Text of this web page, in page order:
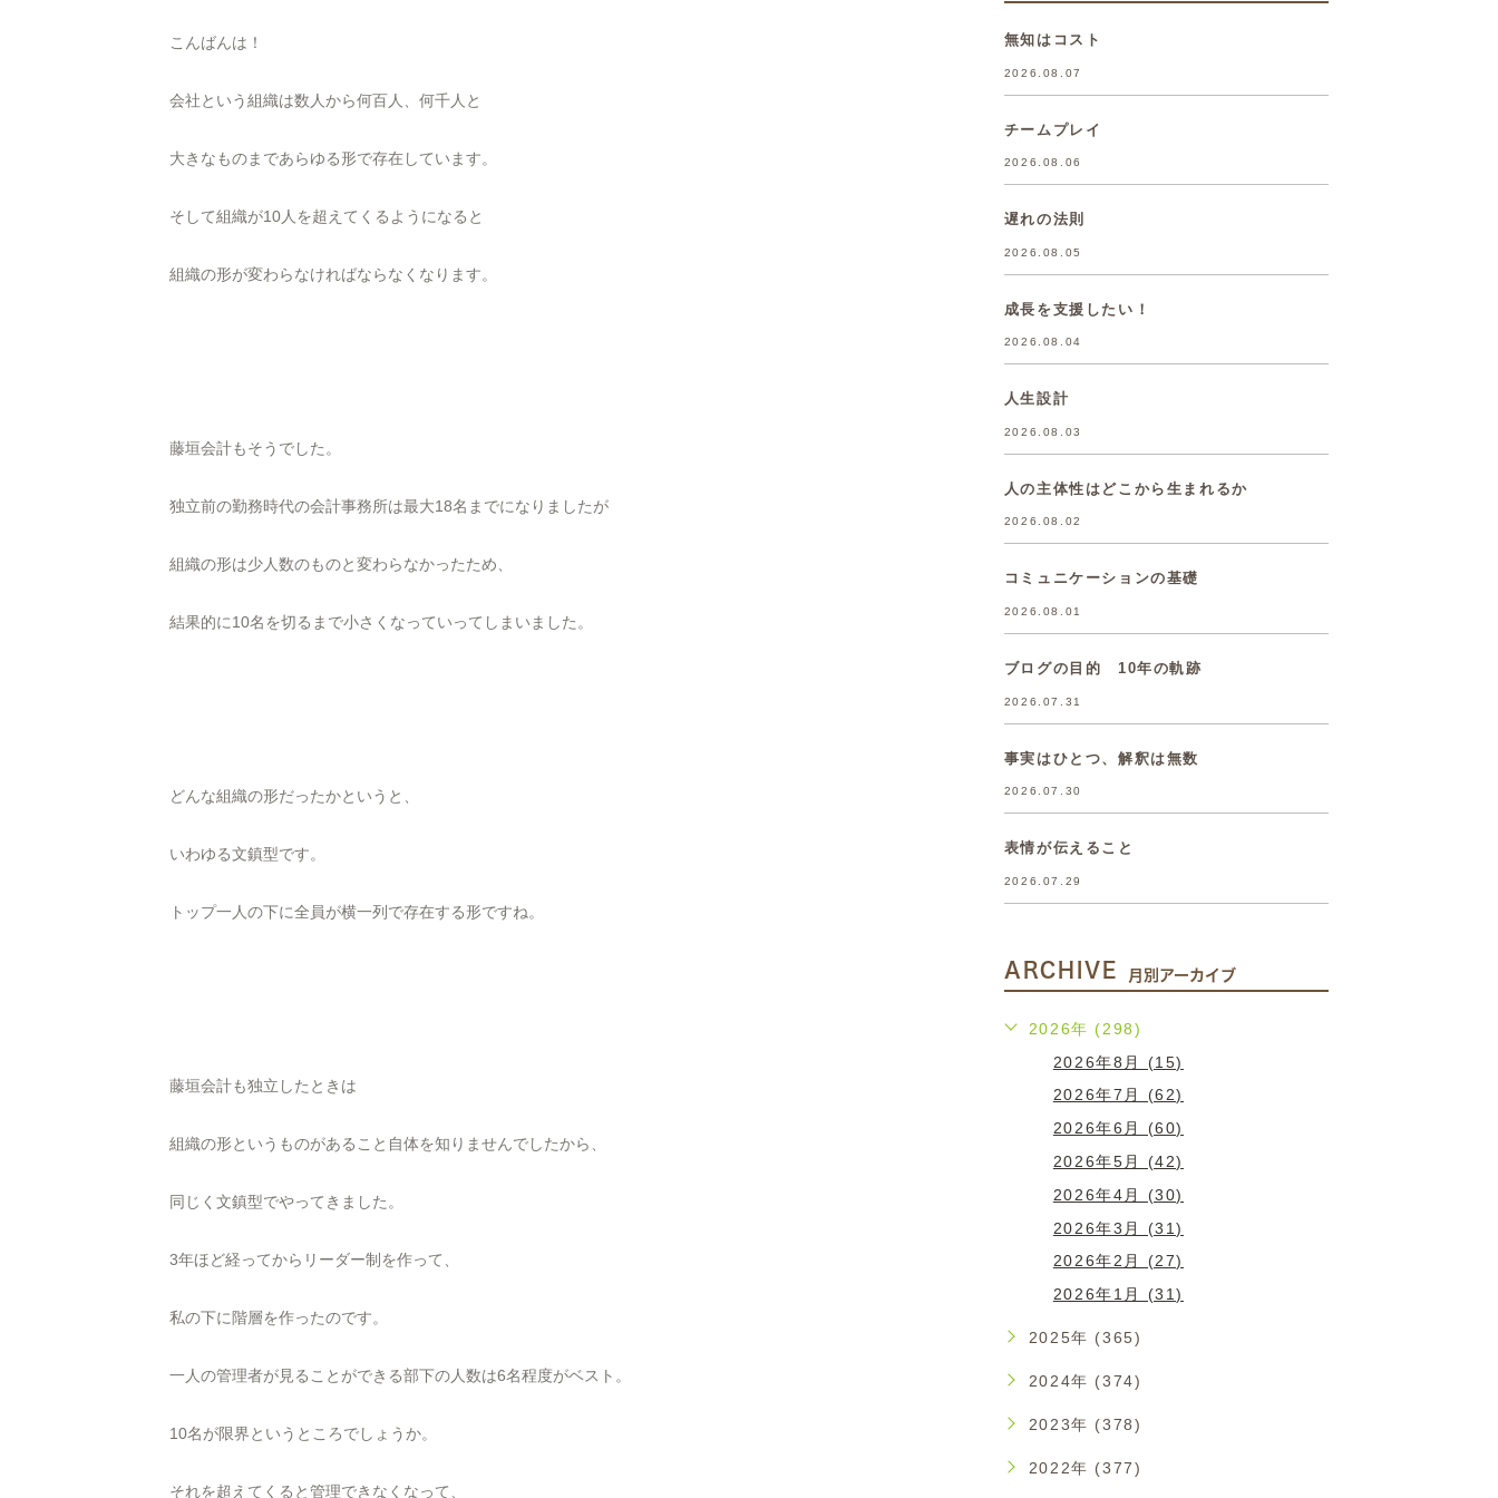
こんばんは！
会社という組織は数人から何百人、何千人と
大きなものまであらゆる形で存在しています。
そして組織が10人を超えてくるようになると
組織の形が変わらなければならなくなります。
藤垣会計もそうでした。
独立前の勤務時代の会計事務所は最大18名までになりましたが
組織の形は少人数のものと変わらなかったため、
結果的に10名を切るまで小さくなっていってしまいました。
どんな組織の形だったかというと、
いわゆる文鎮型です。
トップ一人の下に全員が横一列で存在する形ですね。
藤垣会計も独立したときは
組織の形というものがあること自体を知りませんでしたから、
同じく文鎮型でやってきました。
3年ほど経ってからリーダー制を作って、
私の下に階層を作ったのです。
一人の管理者が見ることができる部下の人数は6名程度がベスト。
10名が限界というところでしょうか。
それを超えてくると管理できなくなって、
無知はコスト
2026.08.07
チームプレイ
2026.08.06
遅れの法則
2026.08.05
成長を支援したい！
2026.08.04
人生設計
2026.08.03
人の主体性はどこから生まれるか
2026.08.02
コミュニケーションの基礎
2026.08.01
ブログの目的 10年の軌跡
2026.07.31
事実はひとつ、解釈は無数
2026.07.30
表情が伝えること
2026.07.29
ARCHIVE 月別アーカイブ
2026年 (298)
2026年8月 (15)
2026年7月 (62)
2026年6月 (60)
2026年5月 (42)
2026年4月 (30)
2026年3月 (31)
2026年2月 (27)
2026年1月 (31)
2025年 (365)
2024年 (374)
2023年 (378)
2022年 (377)